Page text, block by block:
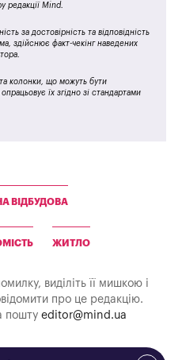
редакції Mind.
за достовірність та відповідність
здійснює факт-чекінг наведених
колонки, що можуть бути
їх згідно зі стандартами
ВІДБУДОВА
ЖИТЛО
виділіть її мишкою і
про це редакцію.
пошту editor@mind.ua